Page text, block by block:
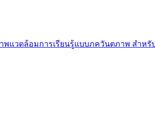
าพแวดล้อมการเรียนรู้แบบภควันตภาพ สำหรั